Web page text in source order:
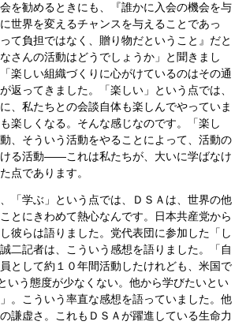
を勧めるときにも、『誰かに入会の機会を与
世界を変えるチャンスを与えることであっ
て負担ではなく、贈り物だということ』だと
さんの活動はどうでしょうか」と聞きまし
楽しい組織づくりに心がけているのはその通
返ってきました。「楽しい」という点では、
、私たちとの会談自体も楽しんでやっていま
楽しくなる。そんな感じなのです。「楽し
、そういう活動をやることによって、活動の
る活動――これは私たちが、大いに学ばなけ
点であります。
「学ぶ」という点では、ＤＳＡは、世界の他
とにきわめて熱心なんです。日本共産党から
彼らは語りました。党代表団に参加した「し
二記者は、こういう感想を語りました。「自
として約１０年間活動したけれども、米国で
いう態度が少なくない。他から学びたいとい
。こういう率直な感想を語っていました。他
謙虚さ。これもＤＳＡが躍進している生命力